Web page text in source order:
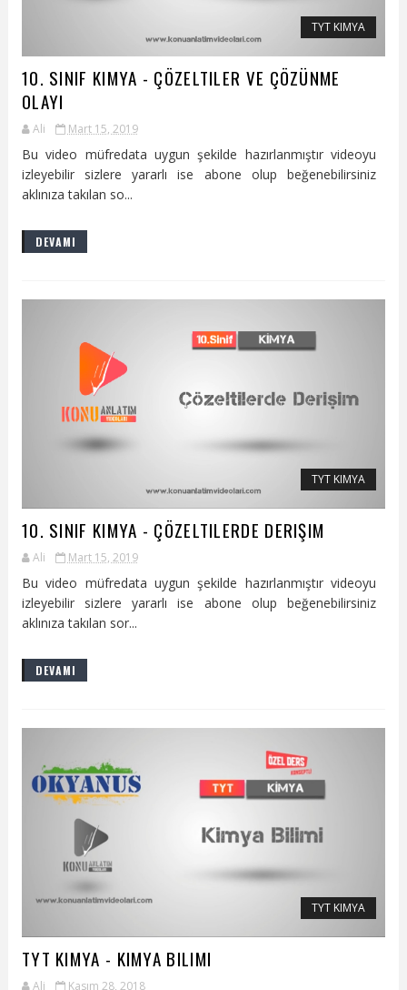
TYT KIMYA
10. SINIF KIMYA - ÇÖZELTILER VE ÇÖZÜNME
OLAYI
Ali Mart 15, 2019
Bu video müfredata uygun şekilde hazırlanmıştır videoyu
izleyebilir sizlere yararlı ise abone olup beğenebilirsiniz
aklınıza takılan so...
DEVAMI
TYT KIMYA
10. SINIF KIMYA - ÇÖZELTILERDE DERIŞIM
Ali Mart 15, 2019
Bu video müfredata uygun şekilde hazırlanmıştır videoyu
izleyebilir sizlere yararlı ise abone olup beğenebilirsiniz
aklınıza takılan sor...
DEVAMI
TYT KIMYA
TYT KIMYA - KIMYA BILIMI
Ali Kasım 28, 2018